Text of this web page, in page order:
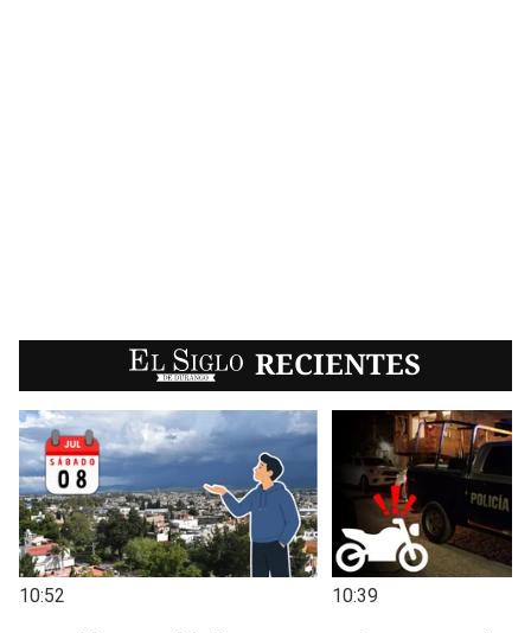
EL SIGLO RECIENTES